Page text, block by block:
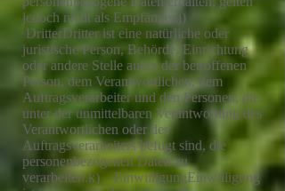
jedoch nicht als Empfänger.j)
DritterDritter ist eine natürliche oder
juristische Person, Behörde, Einrichtung
oder andere Stelle außer der betroffenen
Person, dem Verantwortlichen, dem
Auftragsverarbeiter und den Personen, die
unter der unmittelbaren Verantwortung des
Verantwortlichen oder des
Auftragsverarbeiters befugt sind, die
personenbezogenen Daten zu
verarbeiten.k) EinwilligungEinwilligung